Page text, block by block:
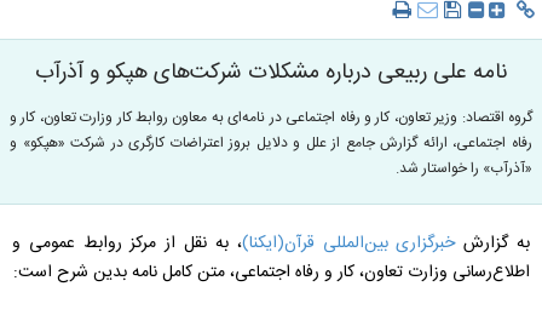
نامه علی ربیعی درباره مشکلات شرکت‌های هپکو و آذرآب
گروه اقتصاد: وزیر تعاون، کار و رفاه اجتماعی در نامه‌ای به معاون روابط کار وزارت تعاون، کار و
رفاه اجتماعی، ارائه گزارش جامع از علل و دلایل بروز اعتراضات کارگری در شرکت «هپکو» و
«آذرآب» را خواستار شد.
به گزارشخبرگزاری بین‌المللی قرآن(ایکنا)، به نقل از مرکز روابط‌ عمومی و
اطلاع‌رسانی وزارت تعاون، کار و رفاه اجتماعی، متن کامل نامه بدین شرح است: